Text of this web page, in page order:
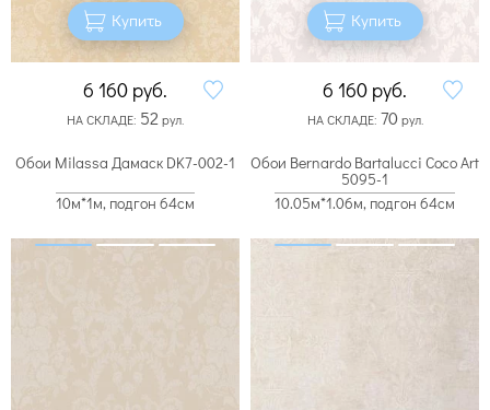
Купить
6 160 руб.
НА СКЛАДЕ: 52 рул.
Купить
6 160 руб.
НА СКЛАДЕ: 70рул.
Обои Milassa Дамаск DK7-002-1
10м*1м, подгон 64см
Обои Bernardo Bartalucci Coco Art
5095-1
10.05м*1.06м, подгон 64см